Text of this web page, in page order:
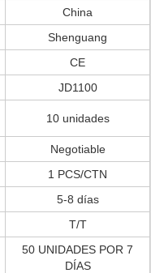
China
Shenguang
CE
JD1100
10 unidades
Negotiable
1 PCS/CTN
5-8 días
T/T
50 UNIDADES POR 7
DÍAS